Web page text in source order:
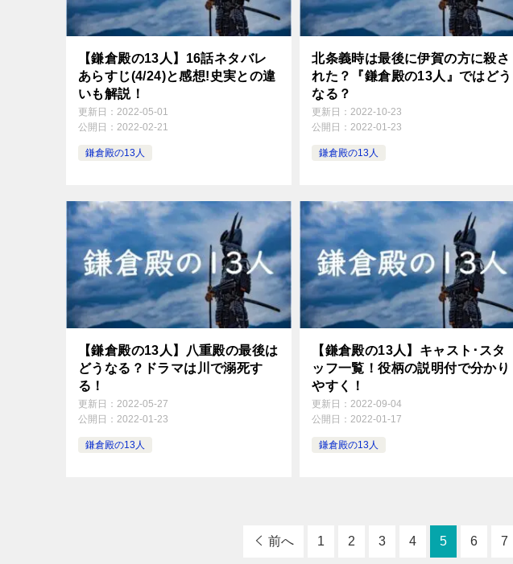
【鎌倉殿の13人】16話ネタバレ
あらすじ(4/24)と感想!史実との違
いも解説！
更新日： 2022-05-01
公開日： 2022-02-21
鎌倉殿の13人
北条義時は最後に伊賀の方に殺さ
れた？『鎌倉殿の13人』ではどう
なる？
更新日：2022-10-23
公開日：2022-01-23
鎌倉殿の13人
【鎌倉殿の13人】八重殿の最後は
どうなる？ドラマは川で溺死す
る！
更新日： 2022-05-27
公開日： 2022-01-23
鎌倉殿の13人
【鎌倉殿の13人】キャスト･スタ
ッフ一覧！役柄の説明付で分かり
やすく！
更新日： 2022-09-04
公開日： 2022-01-17
鎌倉殿の13人
前へ 1 2 3 4 5 6 7